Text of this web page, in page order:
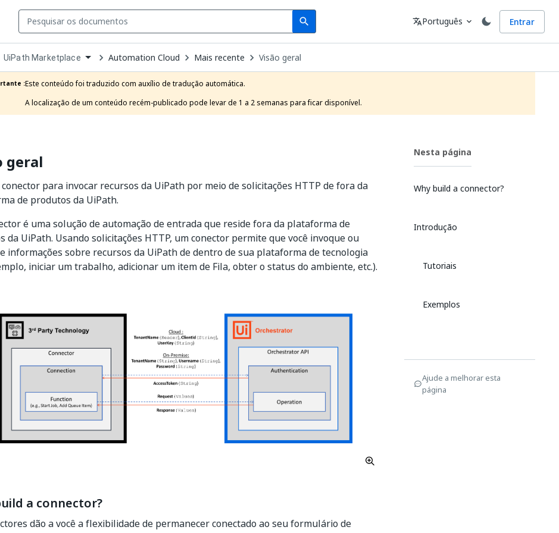
search
Search Idioma
translatePortuguês expand_more Entrar
Open
Dropdown
to
choose
product
UiPath Marketplace Automation Cloud Mais recente Visão geral
:Este conteúdo foi traduzido com auxílio de tradução automática.
A localização de um conteúdo recém-publicado pode levar de 1 a 2 semanas para ficar disponível.
geral
para invocar recursos da UiPath por meio de solicitações HTTP de fora da
de produtos da UiPath.
é uma solução de automação de entrada que reside fora da plataforma de
da UiPath. Usando solicitações HTTP, um conector permite que você invoque ou
informações sobre recursos da UiPath de dentro de sua plataforma de tecnologia
iniciar um trabalho, adicionar um item de Fila, obter o status do ambiente, etc.).
a connector?
dão a você a flexibilidade de permanecer conectado ao seu formulário de
Nesta página
Why build a connector?
Introdução
Tutoriais
Exemplos
Ajude a melhorar esta
página